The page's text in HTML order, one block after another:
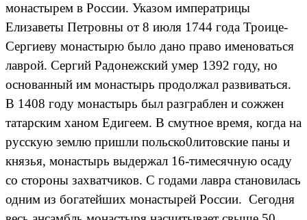
монастырем в России. Указом императрицы
Елизаветы Петровны от 8 июля 1744 года Троице-
Сергиеву монастырю было дано право именоваться
лаврой. Сергий Радонежский умер 1392 году, но
основанный им монастырь продолжал развиваться.
В 1408 году монастырь был разграблен и сожжен
татарским ханом Едигеем. В смутное время, когда на
русскую землю пришли польско0литовские паны и
князья, монастырь выдержал 16-тимесячную осаду
со стороны захватчиков. С годами лавра становилась
одним из богатейших монастырей России. Сегодня